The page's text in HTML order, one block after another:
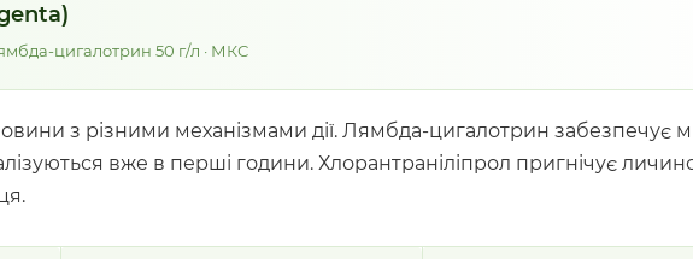
цигалотрин 50 г/л · МКС
з різними механізмами дії. Лямбда-цигалотрин забезпечує
вже в перші години. Хлорантраніліпрол пригнічує